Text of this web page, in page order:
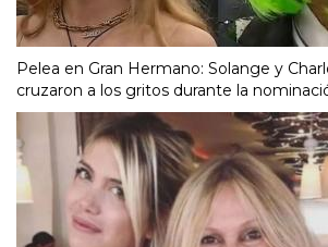
Pelea en Gran Hermano: Solange y
cruzaron a los gritos durante la